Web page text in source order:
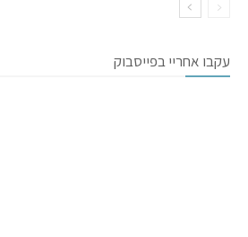
עקבו אחריי בפייסבוק